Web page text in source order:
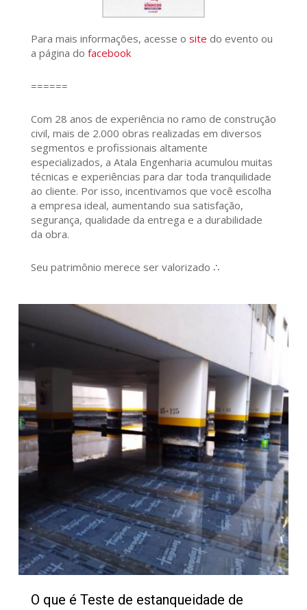
Para mais informações, acesse o site do evento ou
a página do facebook
======
Com 28 anos de experiência no ramo de construção
civil, mais de 2.000 obras realizadas em diversos
segmentos e profissionais altamente
especializados, a Atala Engenharia acumulou muitas
técnicas e experiências para dar toda tranquilidade
ao cliente. Por isso, incentivamos que você escolha
a empresa ideal, aumentando sua satisfação,
segurança, qualidade da entrega e a durabilidade
da obra.
Seu patrimônio merece ser valorizado ∴
O que é Teste de estanqueidade de